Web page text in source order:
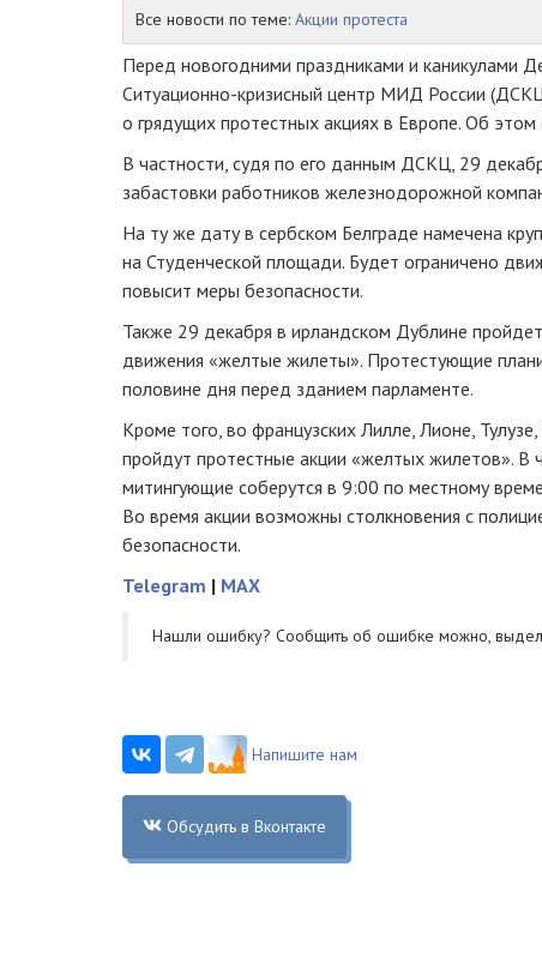
Все новости по теме: Акции протеста
Перед новогодними праздниками и каникулами
Ситуационно-кризисный центр МИД России
о грядущих протестных акциях в Европе. Об
В частности, судя по его данным ДСКЦ, 29
забастовки работников железнодорожной
На ту же дату в сербском Белграде намечена
на Студенческой площади. Будет ограничено
повысит меры безопасности.
Также 29 декабря в ирландском Дублине
движения «желтые жилеты». Протестующие
половине дня перед зданием парламенте.
Кроме того, во французских Лилле, Лионе,
пройдут протестные акции «желтых жилетов». В
митингующие соберутся в 9:00 по местному
Во время акции возможны столкновения с
безопасности.
Telegram | MAX
Нашли ошибку? Cообщить об ошибке можно,
Напишите нам
Обсудить в Вконтакте